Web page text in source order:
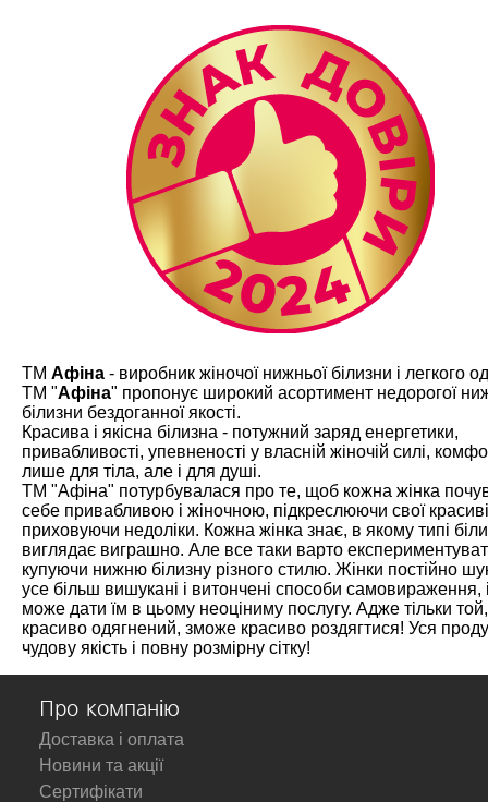
ТМ Афіна - виробник жіночої нижньої білизни і легкого
ТМ "Афіна" пропонує широкий асортимент недорогої
білизни бездоганної якості.
Красива і якісна білизна - потужний заряд енергетики,
привабливості, упевненості у власній жіночій силі,
лише для тіла, але і для душі.
ТМ "Афіна" потурбувалася про те, щоб кожна жінка
себе привабливою і жіночною, підкреслюючи свої
приховуючи недоліки. Кожна жінка знає, в якому типі
виглядає виграшно. Але все таки варто
купуючи нижню білизну різного стилю. Жінки постійно
усе більш вишукані і витончені способи самовираження,
може дати їм в цьому неоціниму послугу. Адже тільки
красиво одягнений, зможе красиво роздягтися! Уся
чудову якість і повну розмірну сітку!
Про компанію
Доставка і оплата
Новини та акції
Сертифікати